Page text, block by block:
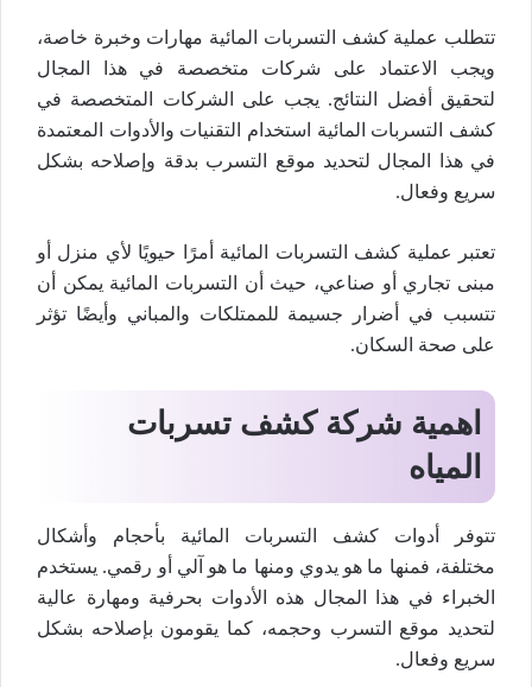
تتطلب عملية كشف التسربات المائية مهارات وخبرة خاصة،
ويجب الاعتماد على شركات متخصصة في هذا المجال
لتحقيق أفضل النتائج. يجب على الشركات المتخصصة في
كشف التسربات المائية استخدام التقنيات والأدوات المعتمدة
في هذا المجال لتحديد موقع التسرب بدقة وإصلاحه بشكل
سريع وفعال.
تعتبر عملية كشف التسربات المائية أمرًا حيويًا لأي منزل أو
مبنى تجاري أو صناعي، حيث أن التسربات المائية يمكن أن
تتسبب في أضرار جسيمة للممتلكات والمباني وأيضًا تؤثر
على صحة السكان.
اهمية شركة كشف تسربات
المياه
تتوفر أدوات كشف التسربات المائية بأحجام وأشكال
مختلفة، فمنها ما هو يدوي ومنها ما هو آلي أو رقمي. يستخدم
الخبراء في هذا المجال هذه الأدوات بحرفية ومهارة عالية
لتحديد موقع التسرب وحجمه، كما يقومون بإصلاحه بشكل
سريع وفعال.